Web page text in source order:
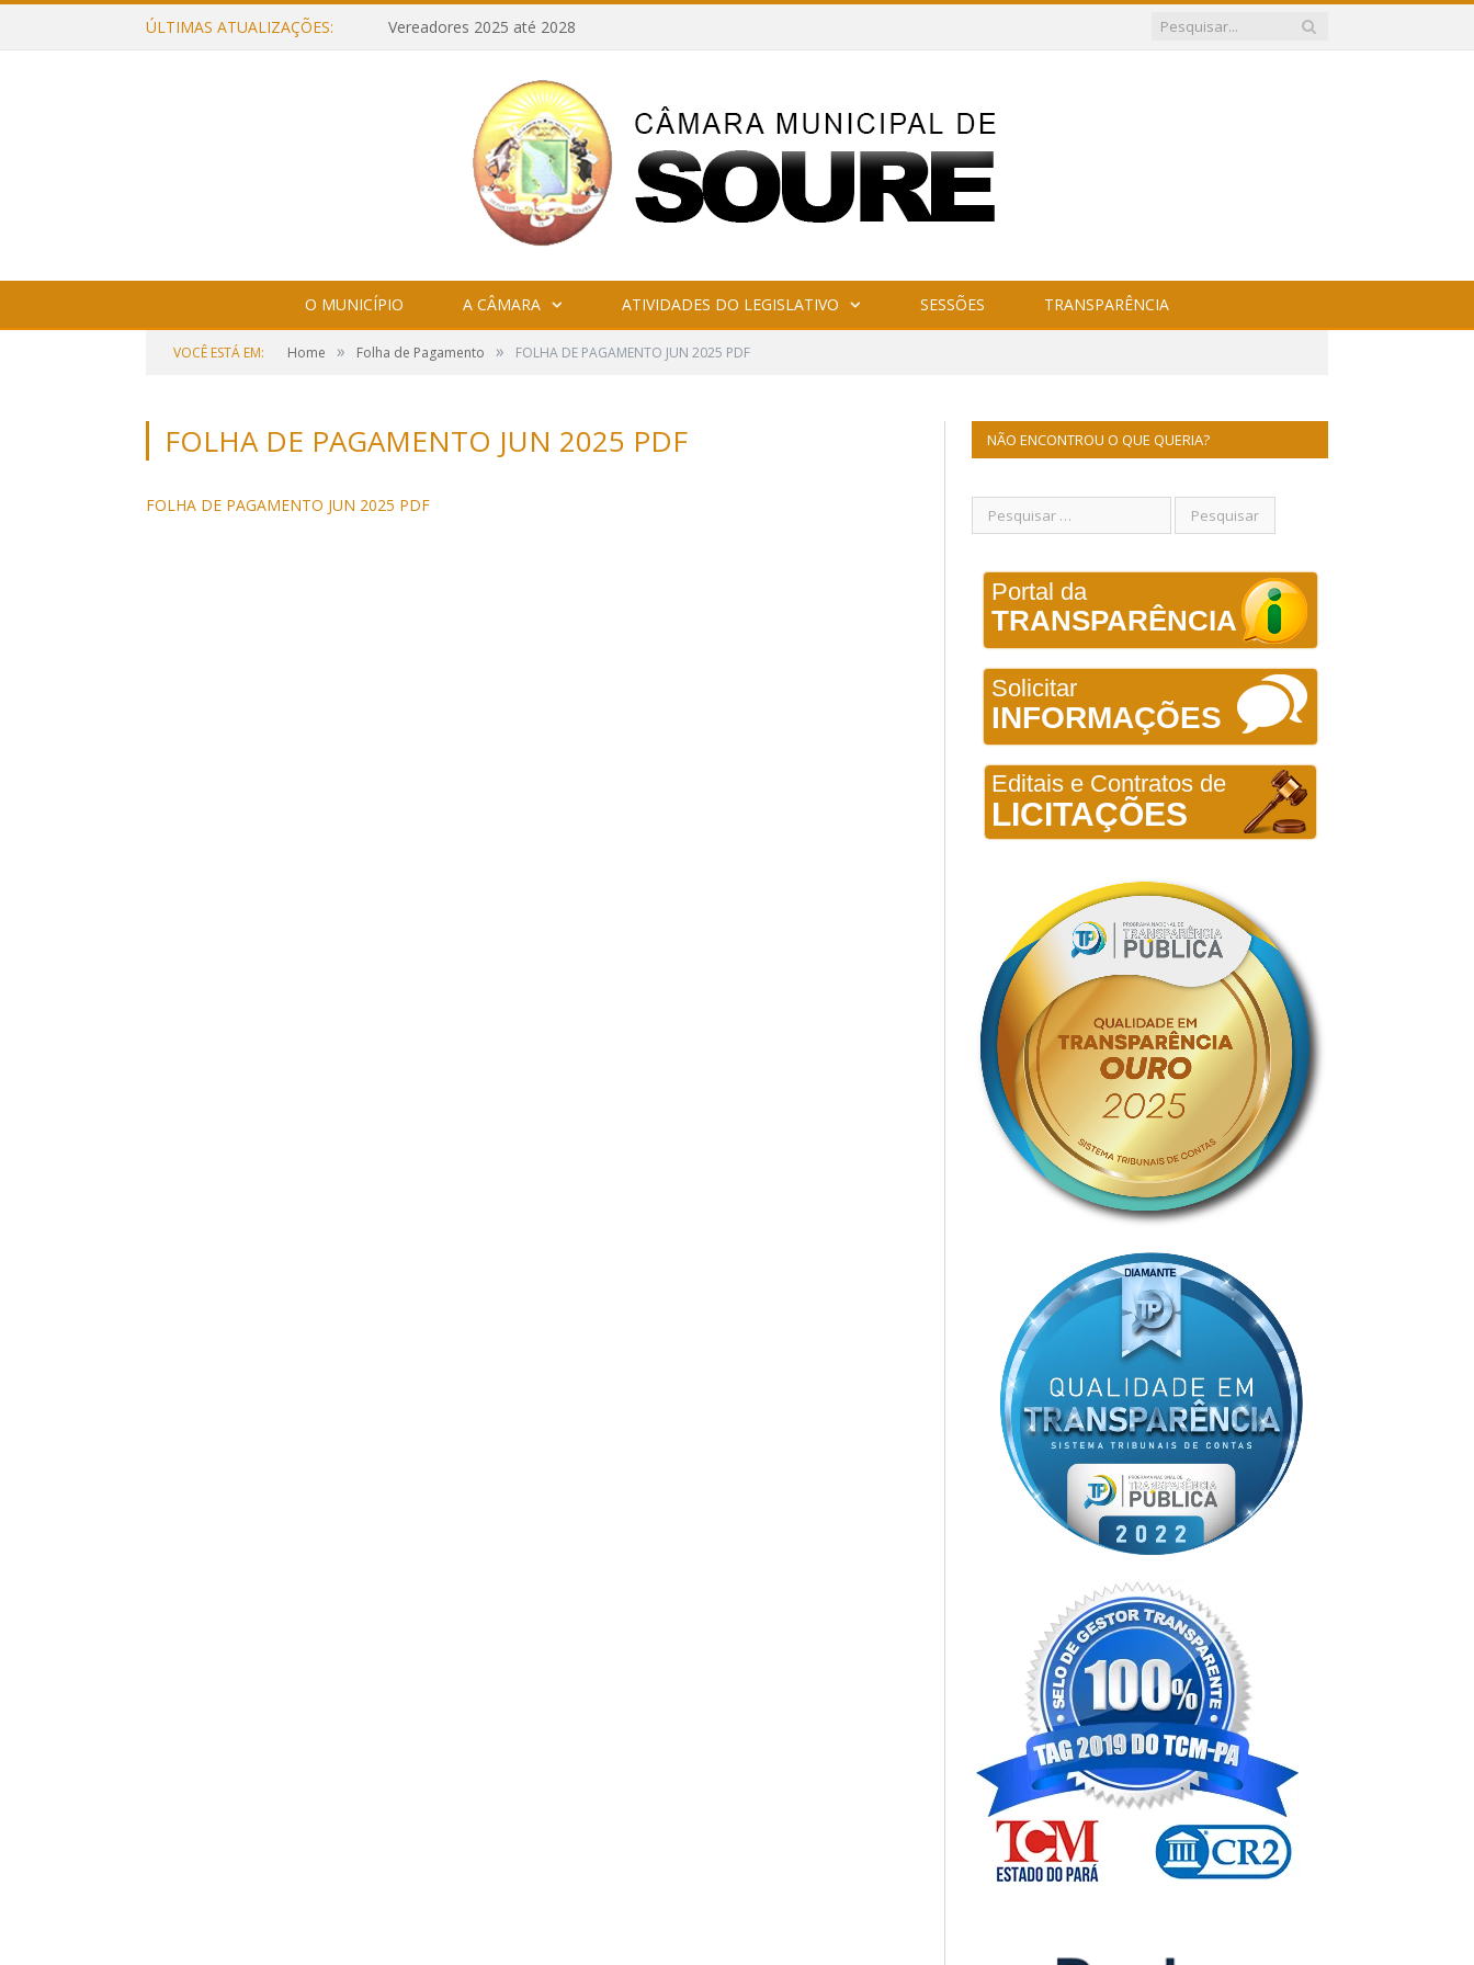
ÚLTIMAS ATUALIZAÇÕES: Vereadores 2025 até 2028
O MUNICÍPIO A CÂMARA ATIVIDADES DO LEGISLATIVO SESSÕES TRANSPARÊNCIA
VOCÊ ESTÁ EM: Home » Folha de Pagamento » FOLHA DE PAGAMENTO JUN 2025 PDF
FOLHA DE PAGAMENTO JUN 2025 PDF
FOLHA DE PAGAMENTO JUN 2025 PDF
NÃO ENCONTROU O QUE QUERIA?
Portal da
TRANSPARÊNCIA
Solicitar
INFORMAÇÕES
Editais e Contratos de
LICITAÇÕES